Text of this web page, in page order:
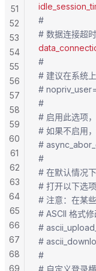
#
# 数据连接超时
#
# 建议在系统
#
#
# 启用此选项
# 如果不启用
#
#
# 在默认情况
# 打开以下选
# 注意：在某
# ASCII 格式修
#
#
#
# 自定义登录
51
52
53
54
55
56
57
58
59
60
61
62
63
64
65
66
67
68
69